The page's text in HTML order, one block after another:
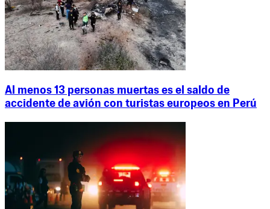
Al menos 13 personas muertas es el saldo de
accidente de avión con turistas europeos en Perú